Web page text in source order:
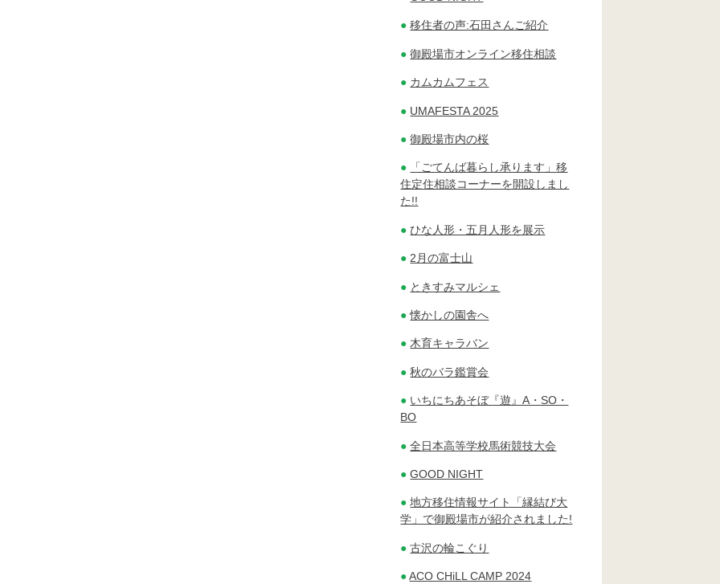
移住者の声:石田さんご紹介
御殿場市オンライン移住相談
カムカムフェス
UMAFESTA 2025
御殿場市内の桜
「ごてんば暮らし承ります」移
住定住相談コーナーを開設しまし
た!!
ひな人形・五月人形を展示
2月の富士山
ときすみマルシェ
懐かしの園舎へ
木育キャラバン
秋のバラ鑑賞会
いちにちあそぼ『遊』A・SO・
BO
全日本高等学校馬術競技大会
GOOD NIGHT
地方移住情報サイト「縁結び大
学」で御殿場市が紹介されました!
古沢の輪こぐり
ACO CHiLL CAMP 2024